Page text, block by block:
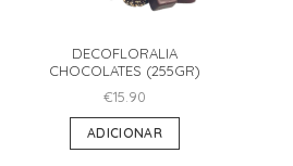
DECOFLORALIA
CHOCOLATES (255GR)
€15.90
ADICIONAR